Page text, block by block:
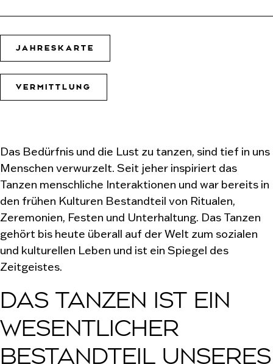
JAHRESKARTE
VERMITTLUNG
Das Bedürfnis und die Lust zu tanzen, sind tief in uns
Menschen verwurzelt. Seit jeher inspiriert das
Tanzen menschliche Interaktionen und war bereits in
den frühen Kulturen Bestandteil von Ritualen,
Zeremonien, Festen und Unterhaltung. Das Tanzen
gehört bis heute überall auf der Welt zum sozialen
und kulturellen Leben und ist ein Spiegel des
Zeitgeistes.
DAS TANZEN IST EIN
WESENTLICHER
BESTANDTEIL UNSERES